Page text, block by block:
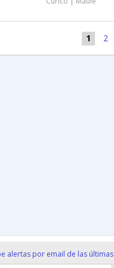
1 2
alertas por email de las últimas